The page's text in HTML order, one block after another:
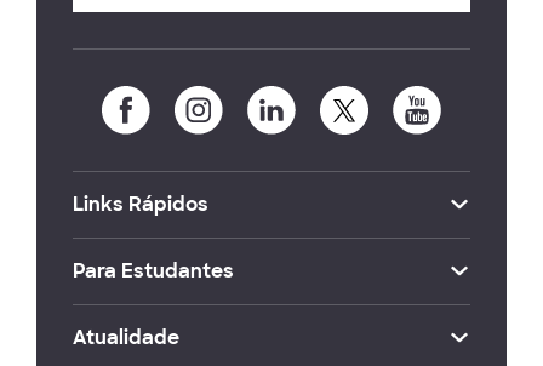
Links Rápidos
Para Estudantes
Atualidade